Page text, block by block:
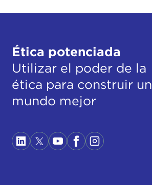
Ética potenciada
Utilizar el poder de la
ética para construir un
mundo mejor